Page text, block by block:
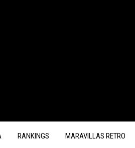
RANKINGS MARAVILLAS RETRO